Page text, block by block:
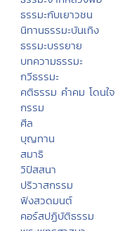
ธรรมะกับเยาวชน
นิทานธรรมะบันเทิง
ธรรมะบรรยาย
บทความธรรมะ
กวีธรรมะ
คติธรรม คำคม โดนใจ
กรรม
ศีล
บุญทาน
สมาธิ
วิปัสสนา
ปริวาสกรรม
ฟังสวดมนต์
คอร์สปฏิบัติธรรม